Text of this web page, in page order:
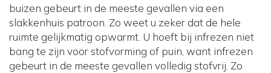
buizen gebeurt in de meeste gevallen via een
slakkenhuis patroon. Zo weet u zeker dat de hele
ruimte gelijkmatig opwarmt. U hoeft bij infrezen niet
bang te zijn voor stofvorming of puin, want infrezen
gebeurt in de meeste gevallen volledig stofvrij. Zo